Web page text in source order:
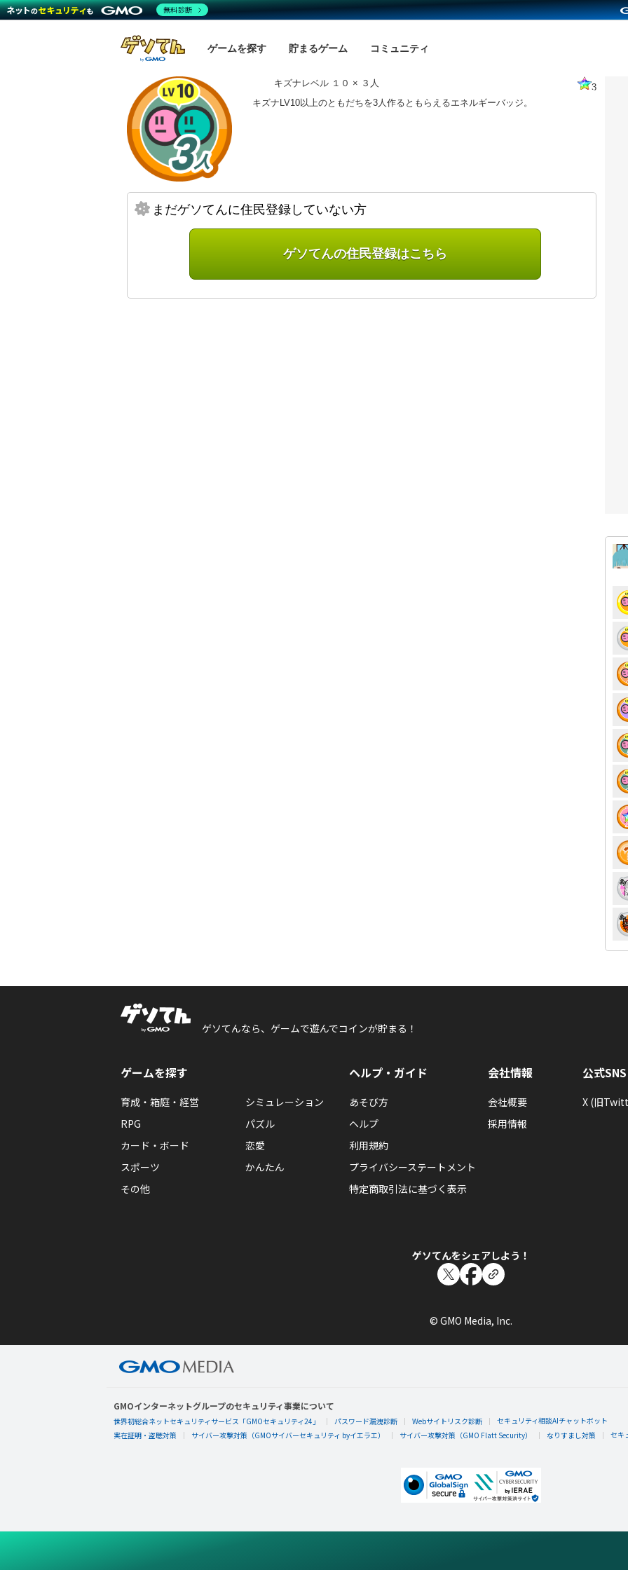
ゲームを探す 貯まるゲーム コミュニティ
キズナレベル １０ × ３人
3
キズナLV10以上のともだちを3人作るともらえるエネルギーバッジ。
まだゲソてんに住民登録していない方
ゲソてんの住民登録はこちら
ゲソてんなら、ゲームで遊んでコインが貯まる！
ゲームを探す
育成・箱庭・経営
シミュレーション
RPG
パズル
カード・ボード
恋愛
スポーツ
かんたん
その他
ヘルプ・ガイド
あそび方
ヘルプ
利用規約
プライバシーステートメント
特定商取引法に基づく表示
会社情報
会社概要
採用情報
公式SNS
X (旧
ゲソてんをシェアしよう！
© GMO Media, Inc.
GMOインターネットグループのセキュリティ事業について
世界初総合ネットセキュリティサービス「GMOセキュリティ24」 パスワード漏洩診断 Webサイトリスク診断
セキュリティ相談AIチャットボット
実在証明・盗聴対策
サイバー攻撃対策（GMOサイバーセキュリティ byイエラエ） サイバー攻撃対策（GMO Flatt Security） なりすまし対策 セキ
無料診断